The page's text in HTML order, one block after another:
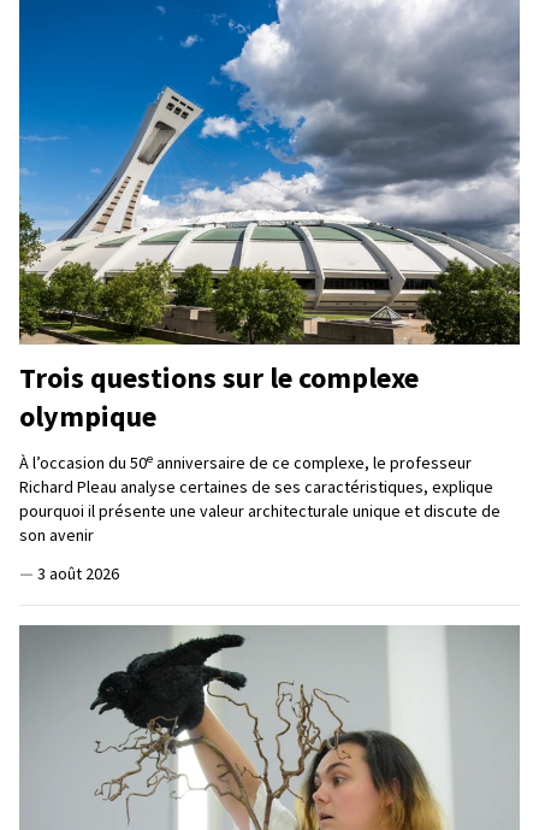
Trois questions sur le complexe
olympique
À l’occasion du 50e anniversaire de ce complexe, le professeur
Richard Pleau analyse certaines de ses caractéristiques, explique
pourquoi il présente une valeur architecturale unique et discute de
son avenir
— 3 août 2026